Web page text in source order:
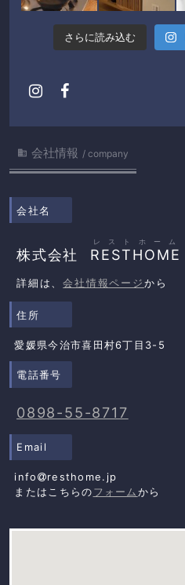
さらに読み込む
 会社情報 company
会社名
株式会社 RESTHOME
レストホーム
詳細は、会社情報ページから
住所
愛媛県今治市喜田村6丁目3-5
電話番号
0898-55-8717
Email
info
resthome.jp
またはこちらのフォームから